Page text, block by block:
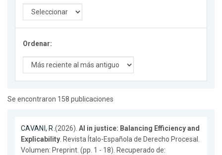
Ordenar:
Se encontraron 158 publicaciones
CAVANI, R.(2026). AI in justice: Balancing Efficiency and
Explicability. Revista Ítalo-Española de Derecho Procesal.
Volumen: Preprint. (pp. 1 - 18). Recuperado de: